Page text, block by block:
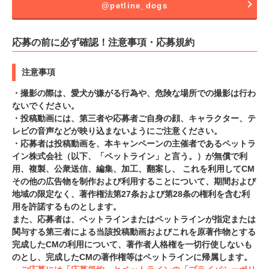
@petline_dogs
応募の前に必ず確認！注意事項・応募規約
注意事項
・撮影の際は、愛犬が嫌がる行為や、危険な場所での撮影は行わ
ないでください。
・投稿動画には、第三者や応募者ご自身の顔、キャラクター、テ
レビの音声などが映り込まないようにご注意ください。
・応募者は投稿動画を、本キャンペーンの主催者であるペットラ
イン株式会社（以下、「ペットライン」と言う。）が無償で利
用、複製、公衆送信、編集、加工、翻案し、 これを利用してCM
その他の広告物を制作および利用することについて、期間および
地域の限定なく、著作権法第27条および第28条の権利を含む利
用を許諾するものとします。
また、応募者は、ペットラインまたはペットラインが指定または
関与する第三者による当該投稿動画およびこれを原著作物とする
完成したCMの利用について、著作者人格権を一切行使しないも
のとし、完成したCMの著作権等はペットラインに帰属します。